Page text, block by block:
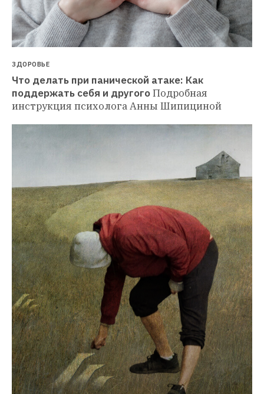
ЗДОРОВЬЕ
Что делать при панической атаке: Как
поддержать себя и другогоПодробная
инструкция психолога Анны Шипициной